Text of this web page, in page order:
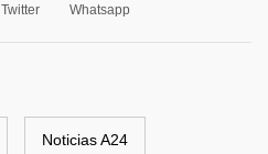
Twitter Whatsapp
Noticias A24